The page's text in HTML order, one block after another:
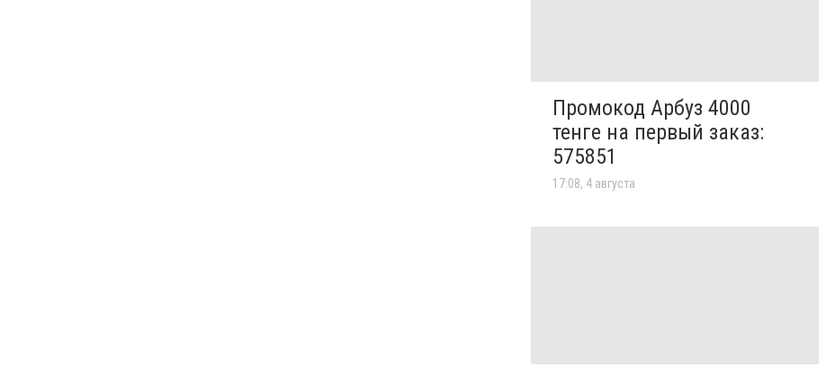
Промокод Арбуз 4000
тенге на первый заказ:
575851
17:08, 4 августа